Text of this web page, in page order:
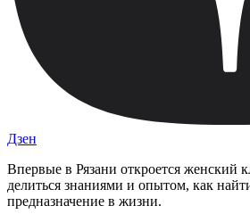
Дзен
Впервые в Рязани откроется женский
делиться знаниями и опытом, как
предназначение в жизни.